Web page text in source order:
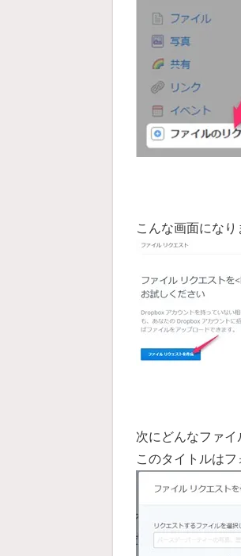
こんな画面になり
次にどんなファイ
このタイトルはフ